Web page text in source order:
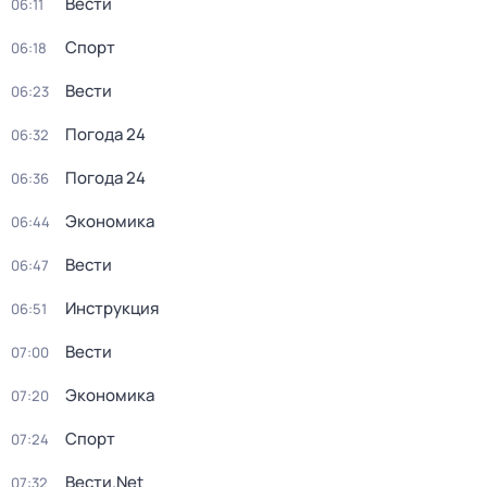
06:11
06:18 Спорт
06:23 Вести
06:32 Погода 24
06:36 Погода 24
06:44 Экономика
06:47 Вести
06:51 Инструкция
07:00 Вести
07:20 Экономика
07:24 Спорт
07:32 Вести.Net